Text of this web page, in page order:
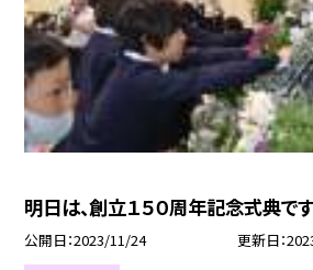
明日は、創立１５０周年記念式典で
公開日 2023/11/24 更新日